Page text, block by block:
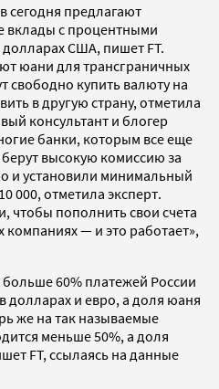
сегодня предлагают
вклады с процентными
США, пишет FT.
юани для трансграничных
свободно купить валюту на
в другую страну, отметила
консультант и блогер
банки, которым все еще
берут высокую комиссию за
и установили минимальный
000, отметила эксперт.
чтобы пополнить свои счета
компаниях — и это работает»,
60% платежей России
долларах и евро, а доля юаня
же на так называемые
меньше 50%, а доля
FT, ссылаясь на данные